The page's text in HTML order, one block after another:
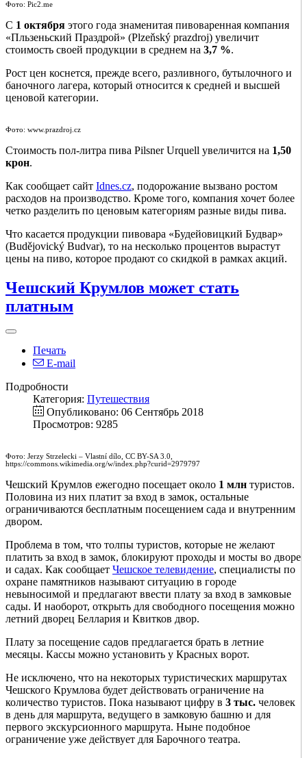
Фото: Pic2.me
С 1 октября этого года знаменитая пивоваренная компания
«Пльзеньский Праздрой» (Plzeňský prazdroj) увеличит
стоимость своей продукции в среднем на 3,7 %.
Рост цен коснется, прежде всего, разливного, бутылочного и
баночного лагера, который относится к средней и высшей
ценовой категории.
Фото: www.prazdroj.cz
Стоимость пол-литра пива Pilsner Urquell увеличится на 1,50
крон.
Как сообщает сайт Idnes.cz, подорожание вызвано ростом
расходов на производство. Кроме того, компания хочет более
четко разделить по ценовым категориям разные виды пива.
Что касается продукции пивовара «Будейовицкий Будвар»
(Budějovický Budvar), то на несколько процентов вырастут
цены на пиво, которое продают со скидкой в рамках акций.
Чешский Крумлов может стать
платным
Печать
E-mail
Подробности
Категория: Путешествия
Опубликовано: 06 Сентябрь 2018
Просмотров: 9285
Фото: Jerzy Strzelecki – Vlastní dílo, CC BY-SA 3.0,
https://commons.wikimedia.org/w/index.php?curid=2979797
Чешский Крумлов ежегодно посещает около 1 млн туристов.
Половина из них платит за вход в замок, остальные
ограничиваются бесплатным посещением сада и внутренним
двором.
Проблема в том, что толпы туристов, которые не желают
платить за вход в замок, блокируют проходы и мосты во дворе
и садах. Как сообщает Чешское телевидение, специалисты по
охране памятников называют ситуацию в городе
невыносимой и предлагают ввести плату за вход в замковые
сады. И наоборот, открыть для свободного посещения можно
летний дворец Беллария и Квитков двор.
Плату за посещение садов предлагается брать в летние
месяцы. Кассы можно установить у Красных ворот.
Не исключено, что на некоторых туристических маршрутах
Чешского Крумлова будет действовать ограничение на
количество туристов. Пока называют цифру в 3 тыс. человек
в день для маршрута, ведущего в замковую башню и для
первого экскурсионного маршрута. Ныне подобное
ограничение уже действует для Барочного театра.